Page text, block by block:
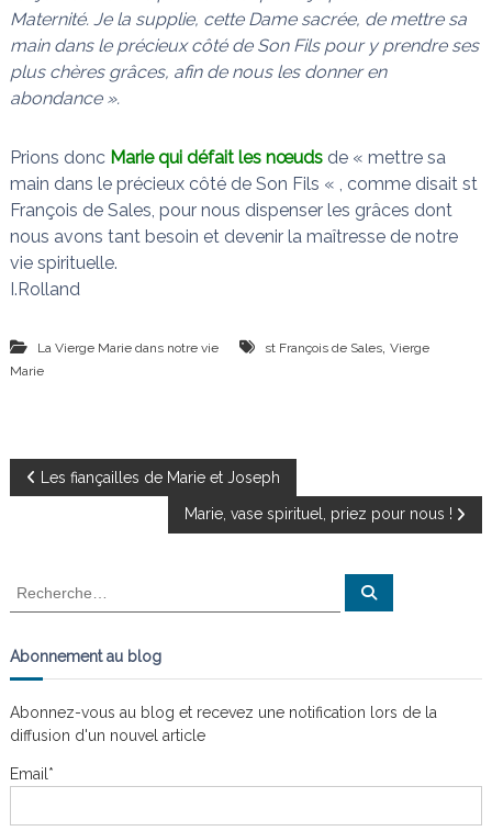
Maternité. Je la supplie, cette Dame sacrée, de mettre sa
main dans le précieux côté de Son Fils pour y prendre ses
plus chères grâces, afin de nous les donner en
abondance ».
Prions donc Marie qui défait les nœuds de « mettre sa
main dans le précieux côté de Son Fils « , comme disait st
François de Sales, pour nous dispenser les grâces dont
nous avons tant besoin et devenir la maîtresse de notre
vie spirituelle.
I.Rolland
La Vierge Marie dans notre vie st François de Sales, Vierge
Marie
N
v
g
a
t
Les fiançailles de Marie et Joseph
Marie, vase spirituel, priez pour nous !
h
e
c
h
e
r
R
c
r
Abonnement au blog
Abonnez-vous au blog et recevez une notification lors de la
diffusion d'un nouvel article
Email*